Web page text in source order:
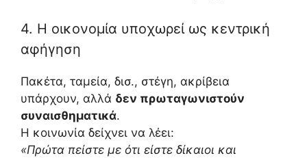
4. Η οικονομία υποχωρεί ως κεντρική
αφήγηση
Πακέτα, ταμεία, δισ., στέγη, ακρίβεια
υπάρχουν, αλλά δεν πρωταγωνιστούν
συναισθηματικά.
Η κοινωνία δείχνει να λέει:
«Πρώτα πείστε με ότι είστε δίκαιοι και